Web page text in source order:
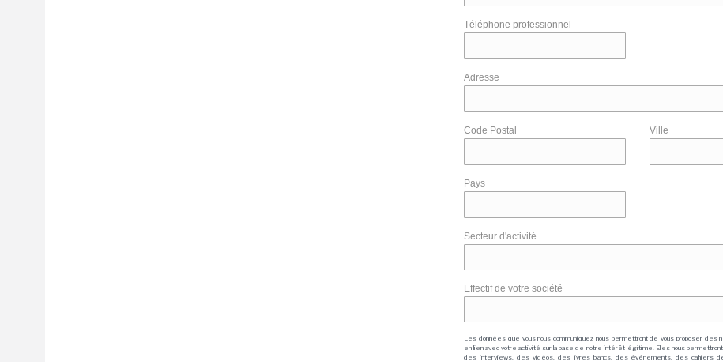
Téléphone professionnel
Adresse
Code Postal Ville
Pays
Secteur d'activité
Effectif de votre société
Les données que vous nous communiquez nous permettront de vous proposer
en lien avec votre activité sur la base de notre intérêt légitime. Elles nous
des interviews, des vidéos, des livres blancs, des événements, des cahiers